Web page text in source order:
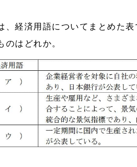
、経済用語についてまとめた
のはどれか。